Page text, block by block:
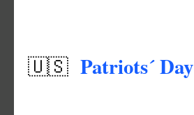
🇺🇸 Patriots´ Day